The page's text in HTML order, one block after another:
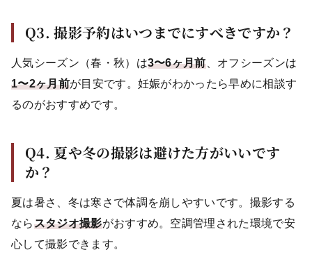
Q3. 撮影予約はいつまでにすべきですか？
人気シーズン（春・秋）は3〜6ヶ月前、オフシーズンは
1〜2ヶ月前が目安です。妊娠がわかったら早めに相談す
るのがおすすめです。
Q4. 夏や冬の撮影は避けた方がいいです
か？
夏は暑さ、冬は寒さで体調を崩しやすいです。撮影する
ならスタジオ撮影がおすすめ。空調管理された環境で安
心して撮影できます。